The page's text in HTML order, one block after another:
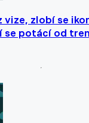
vize, zlobí se
se potácí od